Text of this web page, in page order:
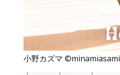
小野カズマ ©minamiasami